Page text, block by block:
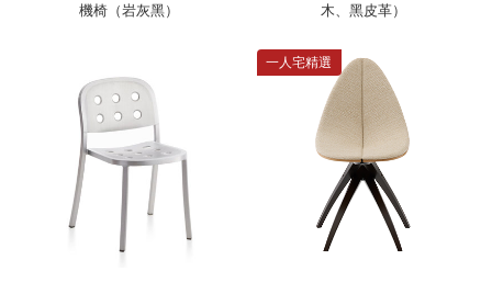
機椅（岩灰黑）
木、黑皮革）
一人宅精選